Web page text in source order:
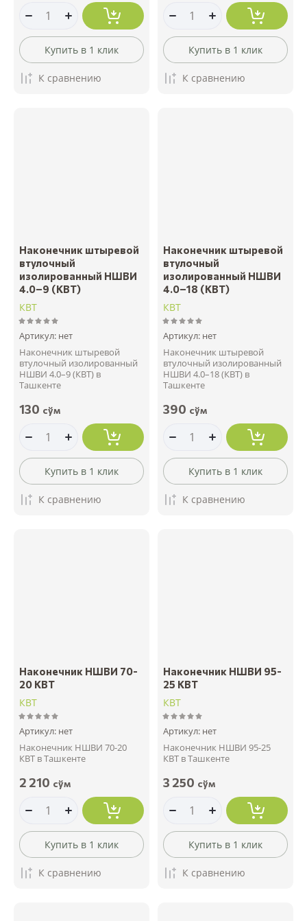
Купить в 1 клик
К сравнению
Купить в 1 клик
К сравнению
Наконечник штыревой
втулочный
изолированный НШВИ
4.0–9 (КВТ)
КВТ
Артикул: нет
Наконечник штыревой
втулочный изолированный
НШВИ 4.0–9 (КВТ) в
Ташкенте
130 сўм
Купить в 1 клик
К сравнению
Наконечник штыревой
втулочный
изолированный НШВИ
4.0–18 (КВТ)
КВТ
Артикул: нет
Наконечник штыревой
втулочный изолированный
НШВИ 4.0–18 (КВТ) в
Ташкенте
390 сўм
Купить в 1 клик
К сравнению
Наконечник НШВИ 70-
20 КВТ
КВТ
Артикул: нет
Наконечник НШВИ 70-20
КВТ в Ташкенте
2 210 сўм
Купить в 1 клик
К сравнению
Наконечник НШВИ 95-
25 КВТ
КВТ
Артикул: нет
Наконечник НШВИ 95-25
КВТ в Ташкенте
3 250 сўм
Купить в 1 клик
К сравнению